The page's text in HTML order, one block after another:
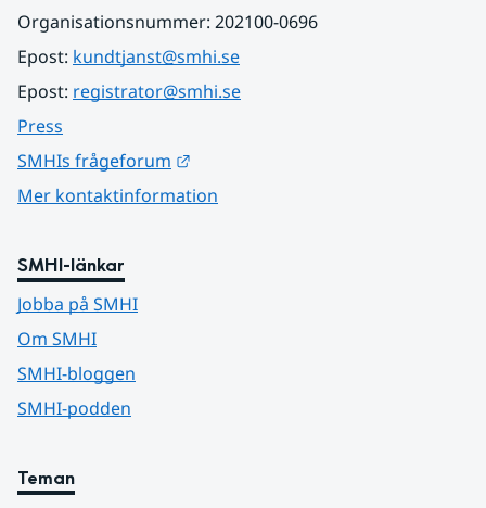
Organisationsnummer: 202100-0696
Epost: kundtjanst@smhi.se
Epost: registrator@smhi.se
Press
SMHIs frågeforum
Mer kontaktinformation
SMHI-länkar
Jobba på SMHI
Om SMHI
SMHI-bloggen
SMHI-podden
Teman